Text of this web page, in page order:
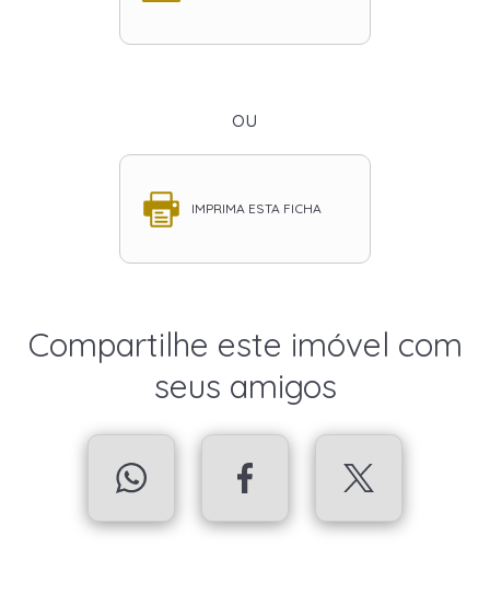
ou
IMPRIMA ESTA FICHA
Compartilhe este imóvel com
seus amigos